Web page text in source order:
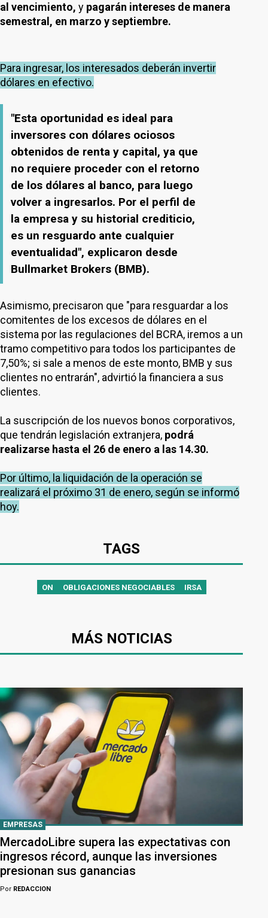
al vencimiento, y pagarán intereses de manera
semestral, en marzo y septiembre.
Para ingresar, los interesados deberán invertir
dólares en efectivo.
"Esta oportunidad es ideal para
inversores con dólares ociosos
obtenidos de renta y capital, ya que
no requiere proceder con el retorno
de los dólares al banco, para luego
volver a ingresarlos. Por el perfil de
la empresa y su historial crediticio,
es un resguardo ante cualquier
eventualidad", explicaron desde
Bullmarket Brokers (BMB).
Asimismo, precisaron que "para resguardar a los
comitentes de los excesos de dólares en el
sistema por las regulaciones del BCRA, iremos a un
tramo competitivo para todos los participantes de
7,50%; si sale a menos de este monto, BMB y sus
clientes no entrarán", advirtió la financiera a sus
clientes.
La suscripción de los nuevos bonos corporativos,
que tendrán legislación extranjera, podrá
realizarse hasta el 26 de enero a las 14.30.
Por último, la liquidación de la operación se
realizará el próximo 31 de enero, según se informó
hoy.
TAGS
ON OBLIGACIONES NEGOCIABLES IRSA
MÁS NOTICIAS
EMPRESAS
MercadoLibre supera las expectativas con
ingresos récord, aunque las inversiones
presionan sus ganancias
Por REDACCION